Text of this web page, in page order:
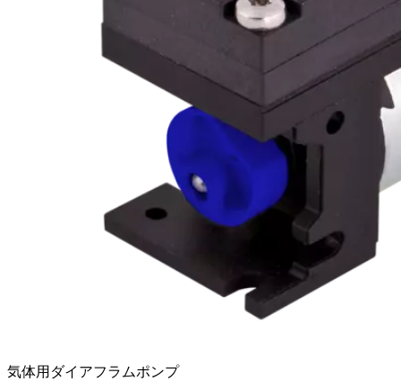
気体用ダイアフラムポンプ